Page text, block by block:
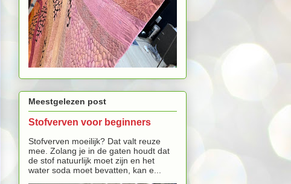
Meestgelezen post
Stofverven voor beginners
Stofverven moeilijk? Dat valt reuze
mee. Zolang je in de gaten houdt dat
de stof natuurlijk moet zijn en het
water soda moet bevatten, kan e...